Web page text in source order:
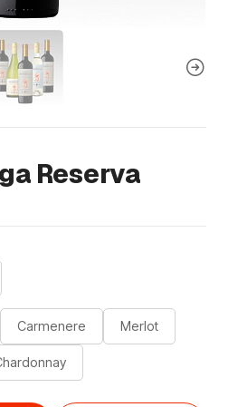
Reserva
Carmenere Merlot